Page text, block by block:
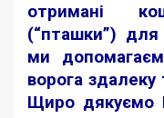
отримані
(“пташки”) для
ми
ворога
Щиро дякуємо